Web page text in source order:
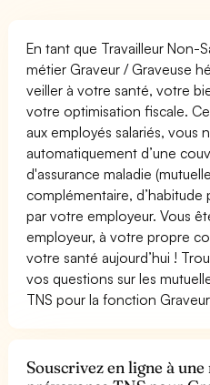
En tant que Travailleur Non-
métier Graveur / Graveuse
veiller à votre santé, votre
votre optimisation fiscale.
aux employés salariés, vous
automatiquement d’une
d'assurance maladie
complémentaire,
par votre employeur. Vous
employeur, à votre propre
votre santé aujourd’hui !
vos questions sur les
TNS pour la fonction
Souscrivez en ligne à